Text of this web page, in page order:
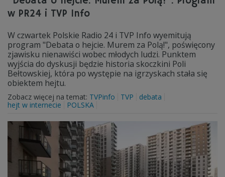
w PR24 i TVP Info
W czwartek Polskie Radio 24 i TVP Info wyemitują
program "Debata o hejcie. Murem za Polą!", poświęcony
zjawisku nienawiści wobec młodych ludzi. Punktem
wyjścia do dyskusji będzie historia skoczkini Poli
Bełtowskiej, która po występie na igrzyskach stała się
obiektem hejtu.
Zobacz więcej na temat: TVPinfo TVP
debata
hejt w internecie
POLSKA